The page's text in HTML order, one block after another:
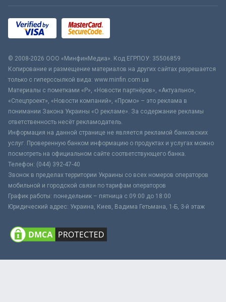
© 2008-2026 ООО «МинфинМедиа». Код ЕГРПОУ: 35506859
Копирование и размещение материалов на других сайтах разрешается
только с гиперссылкой вида: www.minfin.com.ua
Материалы с пометками «Р», «Новости партнёров», «Актуально»,
«Спецпроект», «Новости компаний», «Промо» – это реклама в
понимании Закона Украины «О рекламе». За содержание рекламы
ответственность несёт рекламодатель.
Информация на данной странице не является рекламой банковских
услуг. Проверенную банком информацию о продуктах и услугах можно
посмотреть на официальном сайте соответствующего банка.
Телефон: (044) 392-47-40
Звонок в пределах территории Украины со всех номеров операторов
мобильной и городской связи по тарифам операторов
График работы: понедельник – пятница с 09:00 до 18:00
Юридический адрес: Украина, Киев, Вадима Гетьмана, 1-Б, 3-й этаж